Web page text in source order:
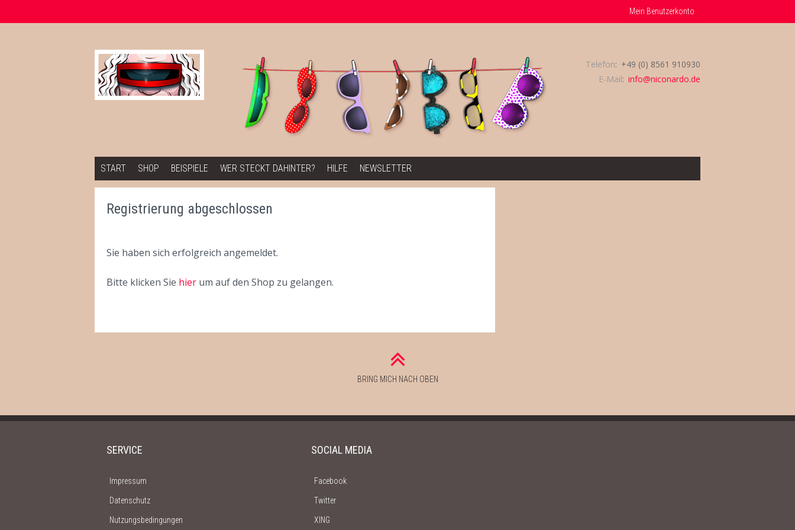
Mein Benutzerkonto
Telefon
+49 (0) 8561 910930
E-Mail info@niconardo.de
START SHOP BEISPIELE WER STECKT DAHINTER? HILFE NEWSLETTER
Registrierung abgeschlossen
Sie haben sich erfolgreich angemeldet.
Bitte klicken Sie hier um auf den Shop zu gelangen.
BRING MICH NACH OBEN
SERVICE
Impressum
Datenschutz
Nutzungsbedingungen
SOCIAL MEDIA
Facebook
Twitter
XING